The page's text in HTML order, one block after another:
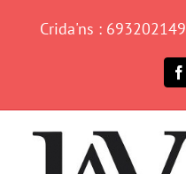
Crida'ns : 693202149